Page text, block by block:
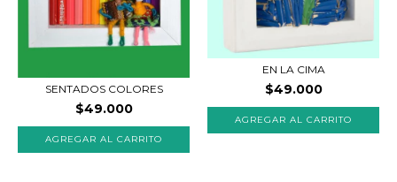
SENTADOS COLORES
$49.000
AGREGAR AL CARRITO
EN LA CIMA
$49.000